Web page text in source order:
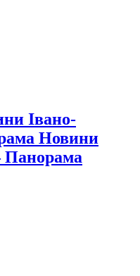
Івано-
Новини
Панорама